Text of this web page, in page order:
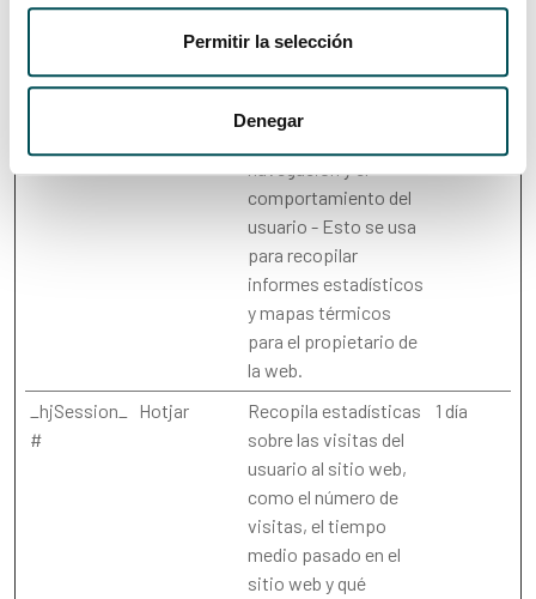
Permitir la selección
Denegar
Propósito
máxima
navegación y el
comportamiento del
usuario - Esto se usa
para recopilar
informes estadísticos
y mapas térmicos
para el propietario de
la web.
_hjSession_
#
Hotjar
Recopila estadísticas
sobre las visitas del
usuario al sitio web,
como el número de
visitas, el tiempo
medio pasado en el
sitio web y qué
1 día